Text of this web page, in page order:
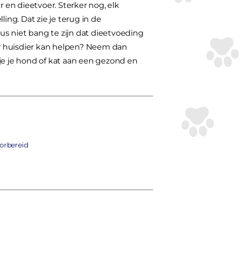
en dieetvoer. Sterker nog, elk
Dat zie je terug in de
niet bang te zijn dat dieetvoeding
huisdier kan helpen? Neem dan
je hond of kat aan een gezond en